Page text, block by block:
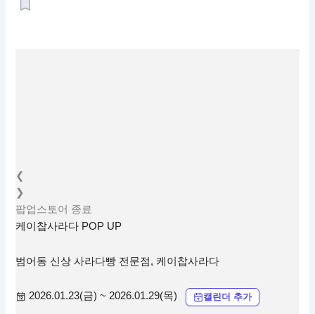
❮
❯
팝업스토어 종료
케이찹사라다 POP UP
범어동 신상 사라다빵 전문점, 케이찹사라다
2026.01.23(금) ~ 2026.01.29(목) 캘린더 추가